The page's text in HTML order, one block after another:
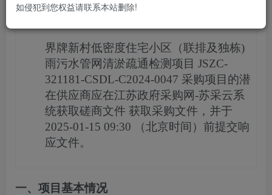
界牌新村低密度住宅小区（联排及独栋)
雨污水管网清淤疏通检测项目 JSZC-
321181-CSDL-C2024-0047 采购项目的潜
在供应商应在江苏政府采购网-苏采云系
统获取磋商文件 获取采购文件，并于
2025-01-15 09:30 （北京时间）前提交响
应文件。
一、项目基本情况
如侵犯到您权益请联系本站删除!